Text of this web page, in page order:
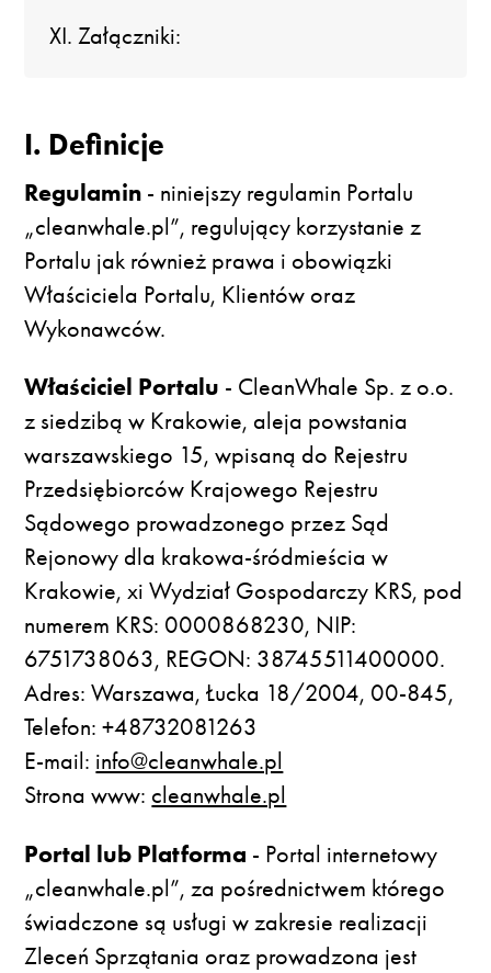
XI. Załączniki:
I. Definicje
Regulamin - niniejszy regulamin Portalu
„cleanwhale.pl”, regulujący korzystanie z
Portalu jak również prawa i obowiązki
Właściciela Portalu, Klientów oraz
Wykonawców.
Właściciel Portalu - CleanWhale Sp. z o.o.
z siedzibą w Krakowie, aleja powstania
warszawskiego 15, wpisaną do Rejestru
Przedsiębiorców Krajowego Rejestru
Sądowego prowadzonego przez Sąd
Rejonowy dla krakowa-śródmieścia w
Krakowie, xi Wydział Gospodarczy KRS, pod
numerem KRS: 0000868230, NIP:
6751738063, REGON: 38745511400000.
Adres: Warszawa, Łucka 18/2004, 00-845,
Telefon: +48732081263
E-mail: info@cleanwhale.pl
Strona www: cleanwhale.pl
Portal lub Platforma - Portal internetowy
„cleanwhale.pl”, za pośrednictwem którego
świadczone są usługi w zakresie realizacji
Zleceń Sprzątania oraz prowadzona jest